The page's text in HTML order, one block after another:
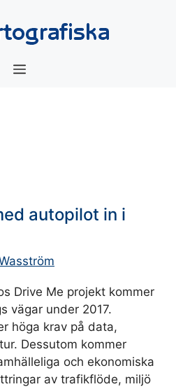
Meny
autopilot in i
Drive Me projekt kommer
vägar under 2017.
höga krav på data,
Dessutom kommer
och ekonomiska
av trafikflöde, miljö